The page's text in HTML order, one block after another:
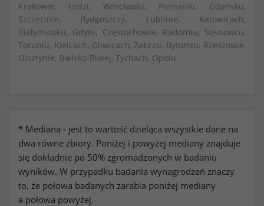
Krakowie, Łodzi, Wrocławiu, Poznaniu, Gdańsku,
Szczecinie, Bydgoszczy, Lublinie, Katowicach,
Białymstoku, Gdyni, Częstochowie, Radomiu, Sosnowcu,
Toruniu, Kielcach, Gliwicach, Zabrzu, Bytomiu, Rzeszowie,
Olsztynie, Bielsko-Białej, Tychach, Opolu.
* Mediana - jest to wartość dzieląca wszystkie dane na
dwa równe zbiory. Poniżej i powyżej mediany znajduje
się dokładnie po 50% zgromadzonych w badaniu
wyników. W przypadku badania wynagrodzeń znaczy
to, że połowa badanych zarabia poniżej mediany
a połowa powyżej.